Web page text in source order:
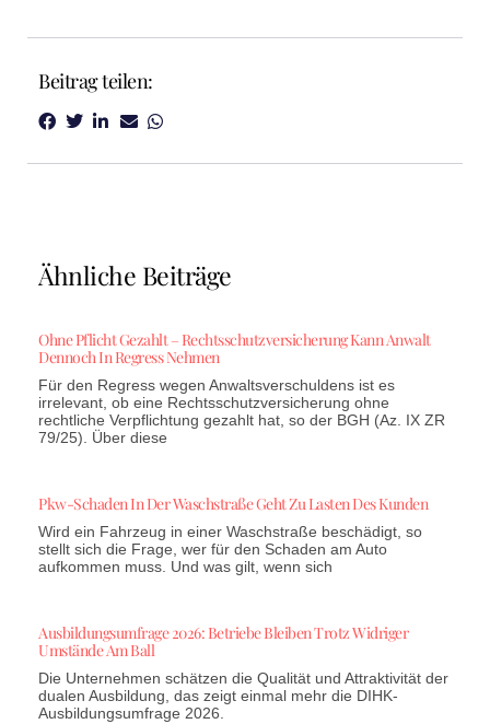
Beitrag teilen:
Ähnliche Beiträge
Ohne Pflicht Gezahlt – Rechtsschutzversicherung Kann Anwalt
Dennoch In Regress Nehmen
Für den Regress wegen Anwaltsverschuldens ist es
irrelevant, ob eine Rechtsschutzversicherung ohne
rechtliche Verpflichtung gezahlt hat, so der BGH (Az. IX ZR
79/25). Über diese
Pkw-Schaden In Der Waschstraße Geht Zu Lasten Des Kunden
Wird ein Fahrzeug in einer Waschstraße beschädigt, so
stellt sich die Frage, wer für den Schaden am Auto
aufkommen muss. Und was gilt, wenn sich
Ausbildungsumfrage 2026: Betriebe Bleiben Trotz Widriger
Umstände Am Ball
Die Unternehmen schätzen die Qualität und Attraktivität der
dualen Ausbildung, das zeigt einmal mehr die DIHK-
Ausbildungsumfrage 2026.